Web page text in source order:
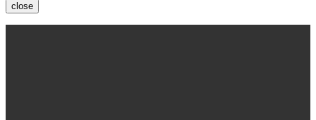
close